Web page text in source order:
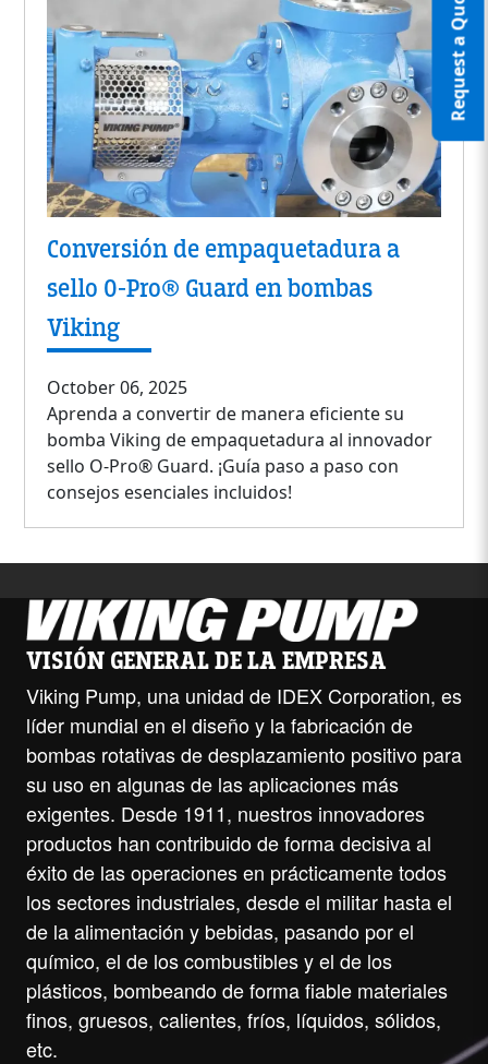
Request a Quote
Conversión de empaquetadura a
sello O-Pro® Guard en bombas
Viking
October 06, 2025
Aprenda a convertir de manera eficiente su
bomba Viking de empaquetadura al innovador
sello O-Pro® Guard. ¡Guía paso a paso con
consejos esenciales incluidos!
VISIÓN GENERAL DE LA EMPRESA
Viking Pump, una unidad de IDEX Corporation, es
líder mundial en el diseño y la fabricación de
bombas rotativas de desplazamiento positivo para
su uso en algunas de las aplicaciones más
exigentes. Desde 1911, nuestros innovadores
productos han contribuido de forma decisiva al
éxito de las operaciones en prácticamente todos
los sectores industriales, desde el militar hasta el
de la alimentación y bebidas, pasando por el
químico, el de los combustibles y el de los
plásticos, bombeando de forma fiable materiales
finos, gruesos, calientes, fríos, líquidos, sólidos,
etc.